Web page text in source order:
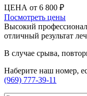
ЦЕНА от 6 800 ₽
Посмотреть цены
Высокий
отличный результат
В случае срыва,
Наберите наш номер,
(969) 777-39-11